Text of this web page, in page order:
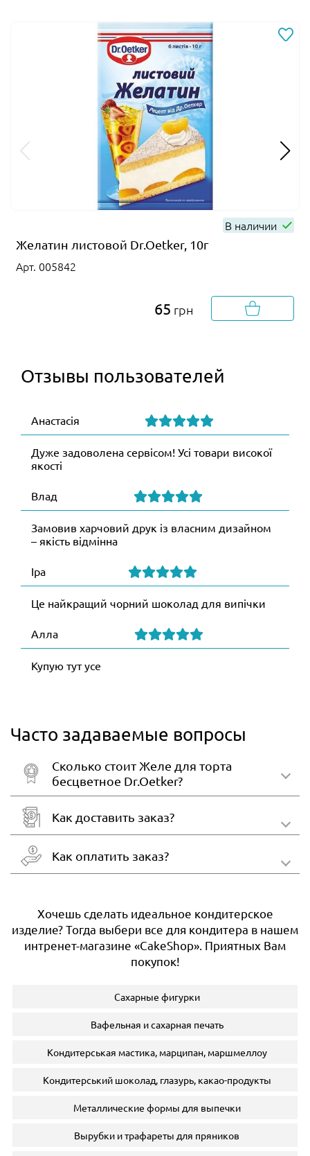
В наличии
Желатин листовой Dr.Oetker, 10г
Арт. 005842
65 грн
Отзывы пользователей
Анастасія
Дуже задоволена сервісом! Усі товари високої
якості
Влад
Замовив харчовий друк із власним дизайном
– якість відмінна
Іра
Це найкращий чорний шоколад для випічки
Алла
Купую тут усе
Часто задаваемые вопросы
Сколько стоит Желе для торта
бесцветное Dr.Oetker?
Как доставить заказ?
Как оплатить заказ?
Хочешь сделать идеальное кондитерское
изделие? Тогда выбери все для кондитера в нашем
интренет-магазине «CakeShop». Приятных Вам
покупок!
Сахарные фигурки
Вафельная и сахарная печать
Кондитерськая мастика, марципан, маршмеллоу
Кондитерський шоколад, глазурь, какао-продукты
Металлические формы для выпечки
Вырубки и трафареты для пряников